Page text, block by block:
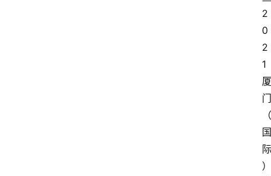
2
0
2
1
厦
门
（
国
际
）